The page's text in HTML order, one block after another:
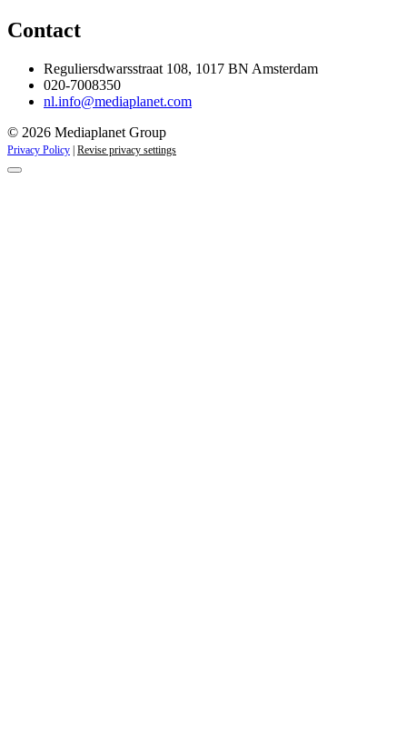
Contact
Reguliersdwarsstraat 108, 1017 BN Amsterdam
020-7008350
nl.info@mediaplanet.com
© 2026 Mediaplanet Group
Privacy Policy | Revise privacy settings